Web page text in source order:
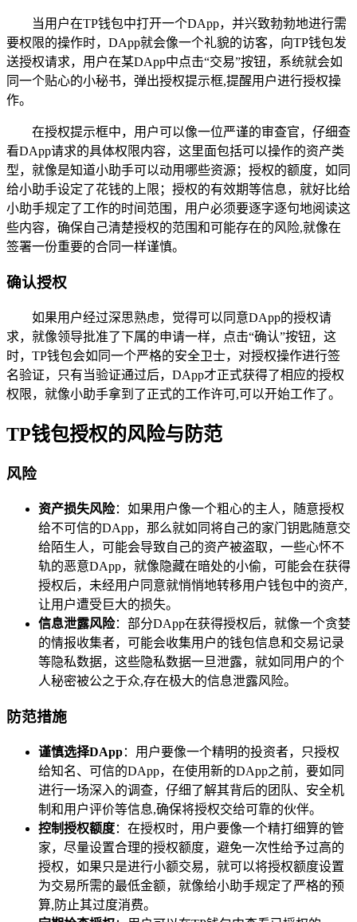
当用户在TP钱包中打开一个DApp，并兴致勃勃地进行需
要权限的操作时，DApp就会像一个礼貌的访客，向TP钱包发
送授权请求，用户在某DApp中点击“交易”按钮，系统就会如
同一个贴心的小秘书，弹出授权提示框,提醒用户进行授权操
作。
在授权提示框中，用户可以像一位严谨的审查官，仔细查
看DApp请求的具体权限内容，这里面包括可以操作的资产类
型，就像是知道小助手可以动用哪些资源；授权的额度，如同
给小助手设定了花钱的上限；授权的有效期等信息，就好比给
小助手规定了工作的时间范围，用户必须要逐字逐句地阅读这
些内容，确保自己清楚授权的范围和可能存在的风险,就像在
签署一份重要的合同一样谨慎。
确认授权
如果用户经过深思熟虑，觉得可以同意DApp的授权请
求，就像领导批准了下属的申请一样，点击“确认”按钮，这
时，TP钱包会如同一个严格的安全卫士，对授权操作进行签
名验证，只有当验证通过后，DApp才正式获得了相应的授权
权限，就像小助手拿到了正式的工作许可,可以开始工作了。
TP钱包授权的风险与防范
风险
资产损失风险：如果用户像一个粗心的主人，随意授权
给不可信的DApp，那么就如同将自己的家门钥匙随意交
给陌生人，可能会导致自己的资产被盗取，一些心怀不
轨的恶意DApp，就像隐藏在暗处的小偷，可能会在获得
授权后，未经用户同意就悄悄地转移用户钱包中的资产,
让用户遭受巨大的损失。
信息泄露风险：部分DApp在获得授权后，就像一个贪婪
的情报收集者，可能会收集用户的钱包信息和交易记录
等隐私数据，这些隐私数据一旦泄露，就如同用户的个
人秘密被公之于众,存在极大的信息泄露风险。
防范措施
谨慎选择DApp：用户要像一个精明的投资者，只授权
给知名、可信的DApp，在使用新的DApp之前，要如同
进行一场深入的调查，仔细了解其背后的团队、安全机
制和用户评价等信息,确保将授权交给可靠的伙伴。
控制授权额度：在授权时，用户要像一个精打细算的管
家，尽量设置合理的授权额度，避免一次性给予过高的
授权，如果只是进行小额交易，就可以将授权额度设置
为交易所需的最低金额，就像给小助手规定了严格的预
算,防止其过度消费。